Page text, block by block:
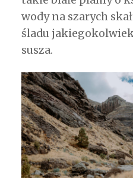
wody na szarych
śladu
susza.